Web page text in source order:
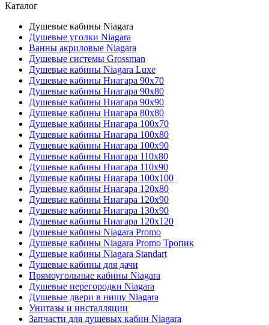
Каталог
Душевые кабины Niagara
Душевые уголки Niagara
Ванны акриловые Niagara
Душевые системы Grossman
Душевые кабины Niagara Luxe
Душевые кабины Ниагара 90x70
Душевые кабины Ниагара 90x80
Душевые кабины Ниагара 90x90
Душевые кабины Ниагара 80x80
Душевые кабины Ниагара 100x70
Душевые кабины Ниагара 100x80
Душевые кабины Ниагара 100x90
Душевые кабины Ниагара 110x80
Душевые кабины Ниагара 110x90
Душевые кабины Ниагара 100x100
Душевые кабины Ниагара 120x80
Душевые кабины Ниагара 120x90
Душевые кабины Ниагара 130x90
Душевые кабины Ниагара 120x120
Душевые кабины Niagara Promo
Душевые кабины Niagara Promo Тропик
Душевые кабины Niagara Standart
Душевые кабины для дачи
Прямоугольные кабины Niagara
Душевые перегородки Niagara
Душевые двери в нишу Niagara
Унитазы и инсталляции
Запчасти для душевых кабин Niagara